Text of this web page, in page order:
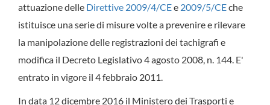
attuazione delle Direttive 2009/4/CEe 2009/5/CEche
istituisce una serie di misure volte a prevenire e rilevare
la manipolazione delle registrazioni dei tachigrafi e
modifica il Decreto Legislativo 4 agosto 2008, n. 144. E'
entrato in vigore il 4 febbraio 2011.
In data 12 dicembre 2016 il Ministero dei Trasporti e